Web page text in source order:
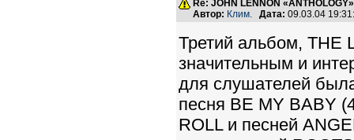
Re: JOHN LENNON
Автор: Клим. Дата: 09.03.04
Третий альбом, THE
значительным и
для слушателей
песня BE MY BABY
ROLL и песней